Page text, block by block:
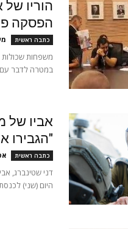
הוריו
הפסקה
כתבה ראשית
משפחות שכולות
במטרה לדבר
אביו של
"הגבירו
כתבה ראשית
דני שטינברג,
היום (שני)